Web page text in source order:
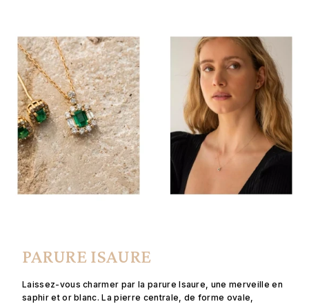
PARURE ISAURE
Laissez-vous charmer par la parure Isaure, une merveille en
saphir et or blanc. La pierre centrale, de forme ovale,